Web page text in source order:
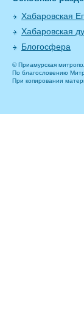
Хабаровская
Хабаровская
Блогосфера
© Приамурская
По благословению
При копировании